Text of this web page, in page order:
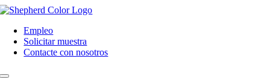
Skip
contentEmpleo
Solicitar muestra
Contacte con nosotros
Toggle